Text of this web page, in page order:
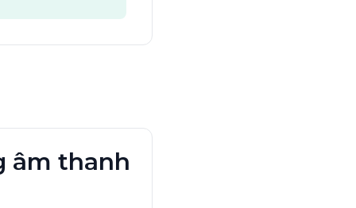
âm thanh